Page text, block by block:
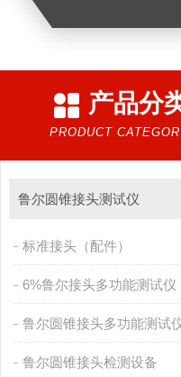
产品分
PRODUCT
鲁尔圆锥接头测试仪
标准接头（配件）
6%鲁尔接头多功能测试仪
鲁尔圆锥接头多功能测试
鲁尔圆锥接头检测设备